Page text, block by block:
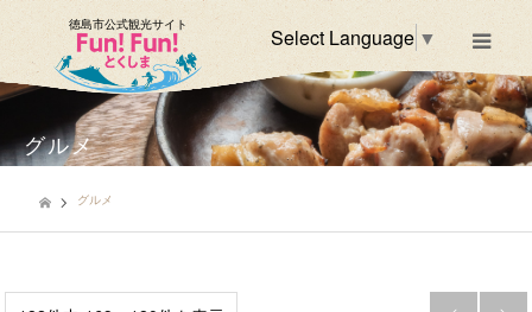
徳島市公式観光サイト Select Language ▼
グルメ
グルメ